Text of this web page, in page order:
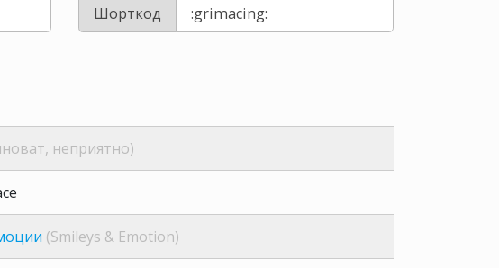
Шорткод
неприятно)
(Smileys & Emotion)